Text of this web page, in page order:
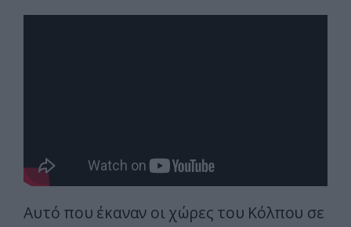
Αυτό που έκαναν οι χώρες του Κόλπου σε